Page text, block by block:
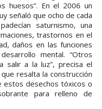
huesos”. En el 2006 un
señaló que ocho de cada
saturnismo, una
trastornos en el
daños en las funciones
mental. “Otros
salir a la luz”, precisa el
resalta la construcción
desechos tóxicos o
para relleno de